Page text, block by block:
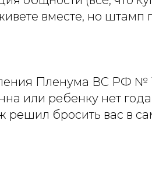
вместе, но штамп
Пленума ВС РФ №
или ребенку нет
решил бросить вас в